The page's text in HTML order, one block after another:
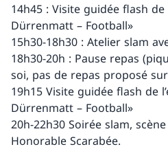
14h45 : Visite guidée flash de
Dürrenmatt – Football»
15h30-18h30 : Atelier slam
18h30-20h : Pause repas
soi, pas de repas proposé
19h15 Visite guidée flash de
Dürrenmatt – Football»
20h-22h30 Soirée slam,
Honorable Scarabée.